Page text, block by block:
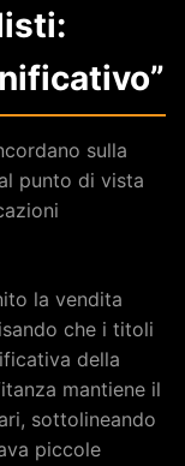
sulla
punto di vista
la vendita
che i titoli
della
mantiene il
sottolineando
piccole